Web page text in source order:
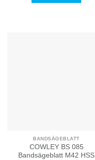
werden
BANDSÄGEBLATT
COWLEY BS 085
Bandsägeblatt M42 HSS